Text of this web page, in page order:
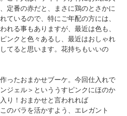
定番の赤だと、まさに鶏のとさかに
ているので、特にご年配の方には、
る事もありますが、最近は色も、
ンクと色々あるし、最近はおしゃれ
てると思います。花持ちもいいの
ったおまかせブーケ。今回仕入れで
ジェル＞といううすピンクにほのか
り！おまかせと言われれば
のバラを活かすよう、エレガント